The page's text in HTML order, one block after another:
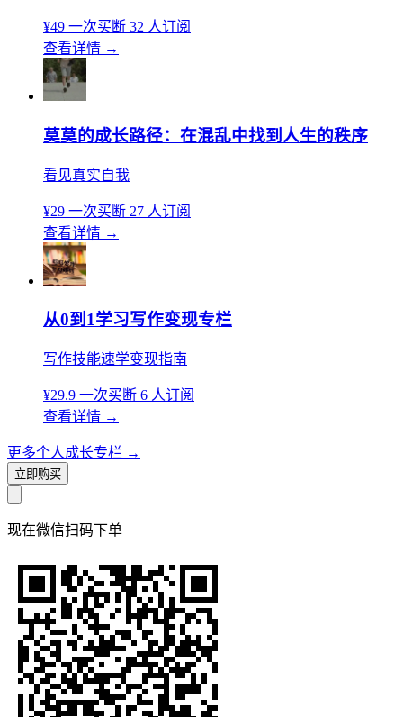
¥49 一次买断 32 人订阅
查看详情 →
莫莫的成长路径：在混乱中找到人生的秩序
看见真实自我
¥29 一次买断 27 人订阅
查看详情 →
从0到1学习写作变现专栏
写作技能速学变现指南
¥29.9 一次买断 6 人订阅
查看详情 →
更多个人成长专栏 →
立即购买
现在微信扫码下单